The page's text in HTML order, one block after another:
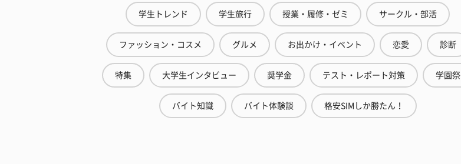
学生トレンド 学生旅行 授業・履修・ゼミ サークル・部活
ファッション・コスメ グルメ お出かけ・イベント 恋愛 診断
特集 大学生インタビュー 奨学金 テスト・レポート対策 学園祭
バイト知識 バイト体験談 格安SIMしか勝たん！